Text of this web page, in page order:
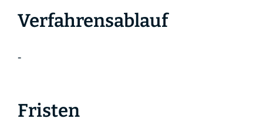
Verfahrensablauf
-
Fristen